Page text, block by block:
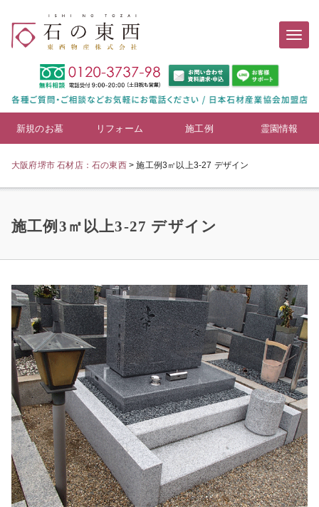
新規のお墓 リフォーム 施工例 霊園情報
大阪府堺市 石材店：石の東西>施工例3㎡以上3-27 デザイン
施工例3㎡以上3-27 デザイン